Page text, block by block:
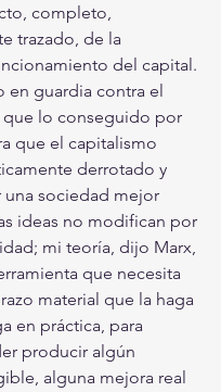
completo,
trazado, de la
del capital.
en guardia contra el
que lo conseguido por
que el capitalismo
derrotado y
sociedad mejor
ideas no modifican por
mi teoría, dijo Marx,
que necesita
material que la haga
en práctica, para
producir algún
alguna mejora real